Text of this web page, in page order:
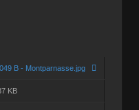
B - Montparnasse.jpg
KB